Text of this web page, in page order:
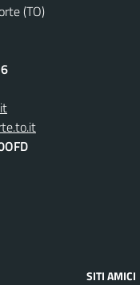
(TO)
SITI AMICI